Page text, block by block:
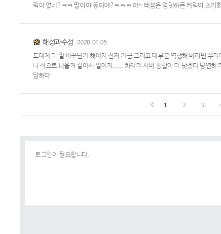
릭이 없네?ㅋㅋ 말이야 똥이야?ㅋㅋㅋ 아~ 테섭은 업뎃하믄 케릭이 초
해성과수성 2020.01.05
도대체 더 잘 바꾸던가 해야지 진짜 가끔 그러고 대부분 역행해 버리면 우
냐 식으로 나올거 같아서 말이지...... 차라리 서버 통합이 더 낫겠다 당연
답하다
1 2 3